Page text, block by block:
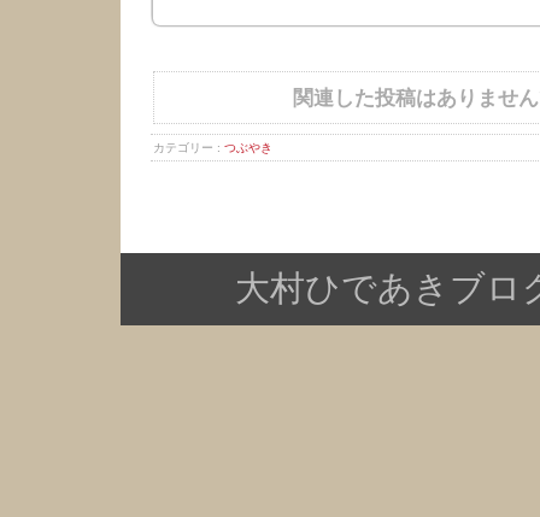
関連した投稿はありませ
カテゴリー : つぶやき
大村ひであきブロ